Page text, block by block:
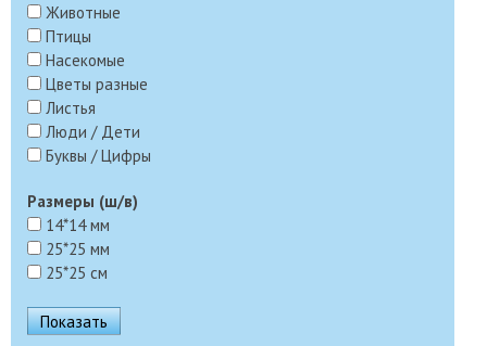
Животные
Птицы
Насекомые
Цветы разные
Листья
Люди / Дети
Буквы / Цифры
Размеры (ш/в)
14*14 мм
25*25 мм
25*25 см